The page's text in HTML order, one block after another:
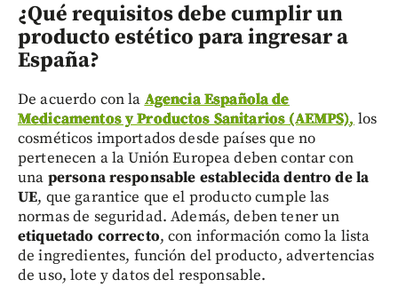
¿Qué requisitos debe cumplir un
producto estético para ingresar a
España?
De acuerdo con la Agencia Española de
Medicamentos y Productos Sanitarios (AEMPS), los
cosméticos importados desde países que no
pertenecen a la Unión Europea deben contar con
una persona responsable establecida dentro de la
UE, que garantice que el producto cumple las
normas de seguridad. Además, deben tener un
etiquetado correcto, con información como la lista
de ingredientes, función del producto, advertencias
de uso, lote y datos del responsable.